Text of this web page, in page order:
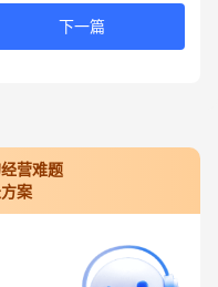
下一篇
营难题
案